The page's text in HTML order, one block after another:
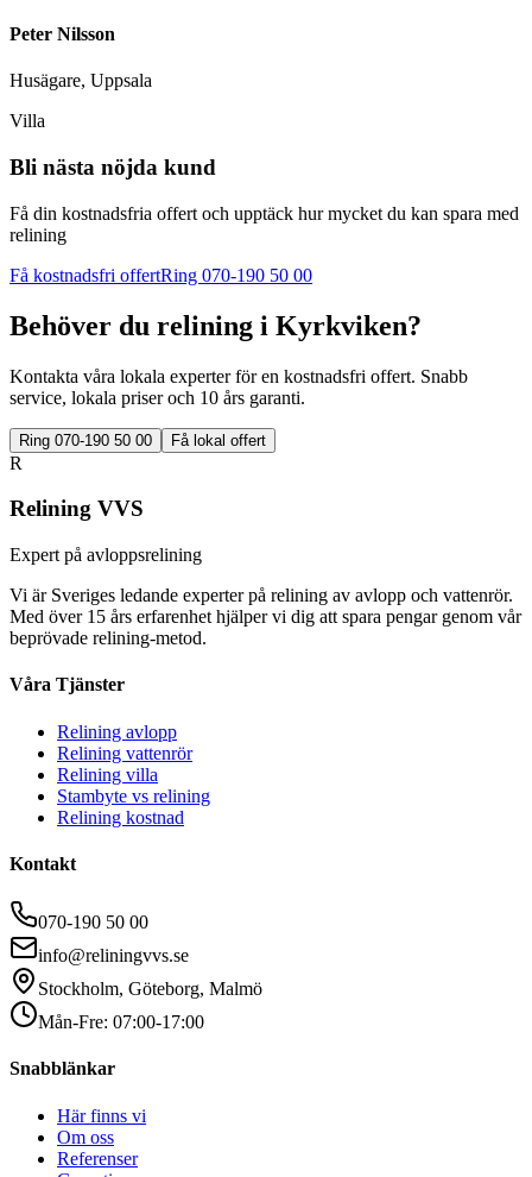
Peter Nilsson
Husägare, Uppsala
Villa
Bli nästa nöjda kund
Få din kostnadsfria offert och upptäck hur mycket du kan spara med
relining
Få kostnadsfri offertRing 070-190 50 00
Behöver du relining i Kyrkviken?
Kontakta våra lokala experter för en kostnadsfri offert. Snabb
service, lokala priser och 10 års garanti.
Ring 070-190 50 00 Få lokal offert
R
Relining VVS
Expert på avloppsrelining
Vi är Sveriges ledande experter på relining av avlopp och vattenrör.
Med över 15 års erfarenhet hjälper vi dig att spara pengar genom vår
beprövade relining-metod.
Våra Tjänster
Relining avlopp
Relining vattenrör
Relining villa
Stambyte vs relining
Relining kostnad
Kontakt
070-190 50 00
info@reliningvvs.se
Stockholm, Göteborg, Malmö
Mån-Fre: 07:00-17:00
Snabblänkar
Här finns vi
Om oss
Referenser